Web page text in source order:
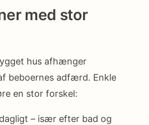
med stor
hus afhænger
beboernes adfærd. Enkle
en stor forskel:
– især efter bad og